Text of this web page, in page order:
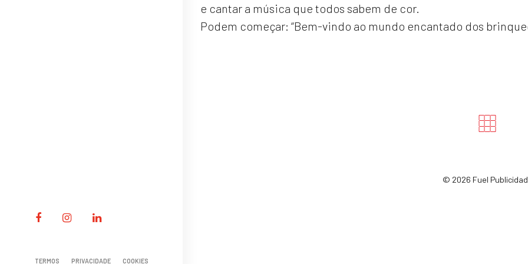
TERMOS PRIVACIDADE COOKIES
e cantar a música que todos sabem de cor.
Podem começar: “Bem-vindo ao mundo encantado dos
© 2026 Fuel